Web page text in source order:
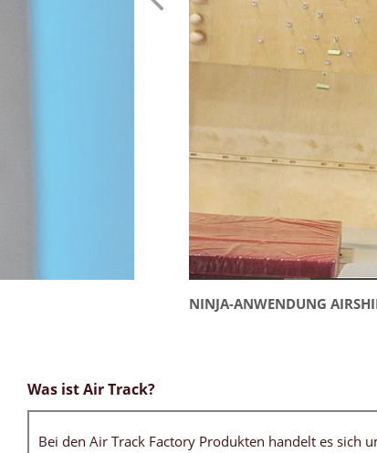
NINJA-ANWENDUNG
Was ist Air Track?
Bei den Air Track Factory Produkten handelt es sich